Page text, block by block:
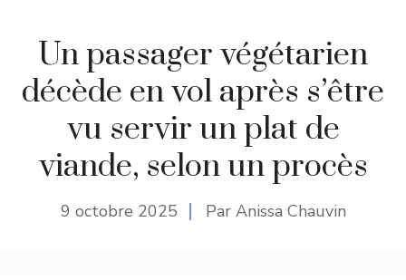
Un passager végétarien
décède en vol après s’être
vu servir un plat de
viande, selon un procès
9 octobre 2025 Par Anissa Chauvin